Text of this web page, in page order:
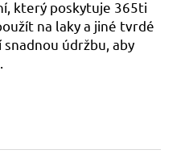
který poskytuje 365ti
na laky a jiné tvrdé
údržbu, aby